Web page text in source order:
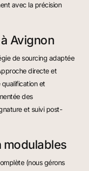
avec la précision
Avignon
de sourcing adaptée
directe et
et
des
et suivi post-
(nous gérons